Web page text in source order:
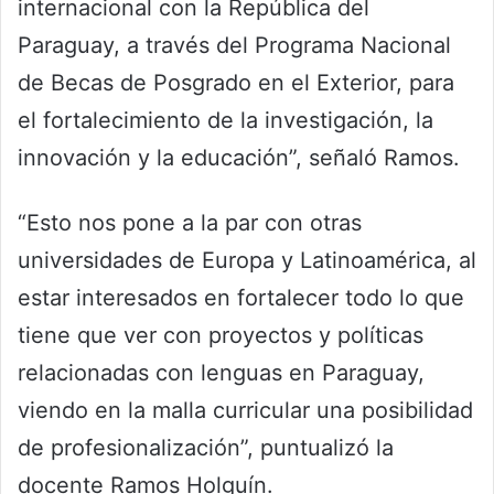
internacional con la República del
Paraguay, a través del Programa Nacional
de Becas de Posgrado en el Exterior, para
el fortalecimiento de la investigación, la
innovación y la educación”, señaló Ramos.
“Esto nos pone a la par con otras
universidades de Europa y Latinoamérica, al
estar interesados en fortalecer todo lo que
tiene que ver con proyectos y políticas
relacionadas con lenguas en Paraguay,
viendo en la malla curricular una posibilidad
de profesionalización”, puntualizó la
docente Ramos Holguín.